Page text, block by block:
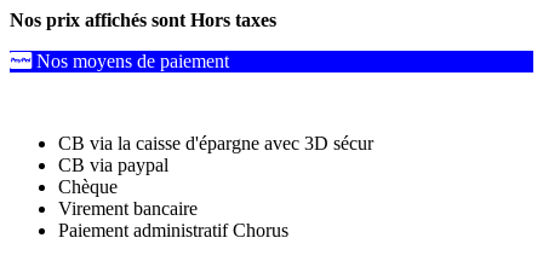
Nos prix affichés sont Hors taxes
Nos moyens de paiement
CB via la caisse d'épargne avec 3D sécur
CB via paypal
Chèque
Virement bancaire
Paiement administratif Chorus